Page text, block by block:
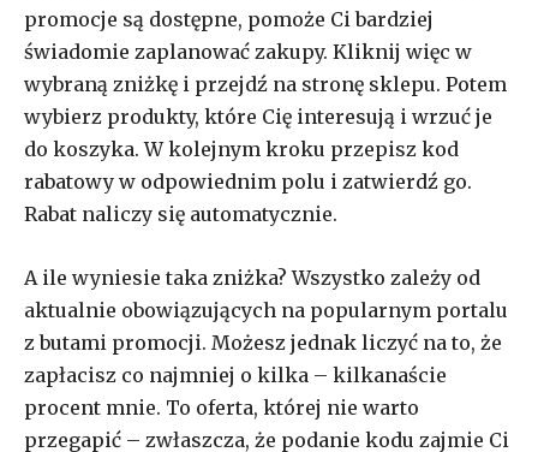
promocje są dostępne, pomoże Ci bardziej
świadomie zaplanować zakupy. Kliknij więc w
wybraną zniżkę i przejdź na stronę sklepu. Potem
wybierz produkty, które Cię interesują i wrzuć je
do koszyka. W kolejnym kroku przepisz kod
rabatowy w odpowiednim polu i zatwierdź go.
Rabat naliczy się automatycznie.
A ile wyniesie taka zniżka? Wszystko zależy od
aktualnie obowiązujących na popularnym portalu
z butami promocji. Możesz jednak liczyć na to, że
zapłacisz co najmniej o kilka – kilkanaście
procent mnie. To oferta, której nie warto
przegapić – zwłaszcza, że podanie kodu zajmie Ci